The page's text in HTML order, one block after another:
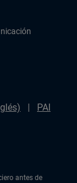
PAI
antes de